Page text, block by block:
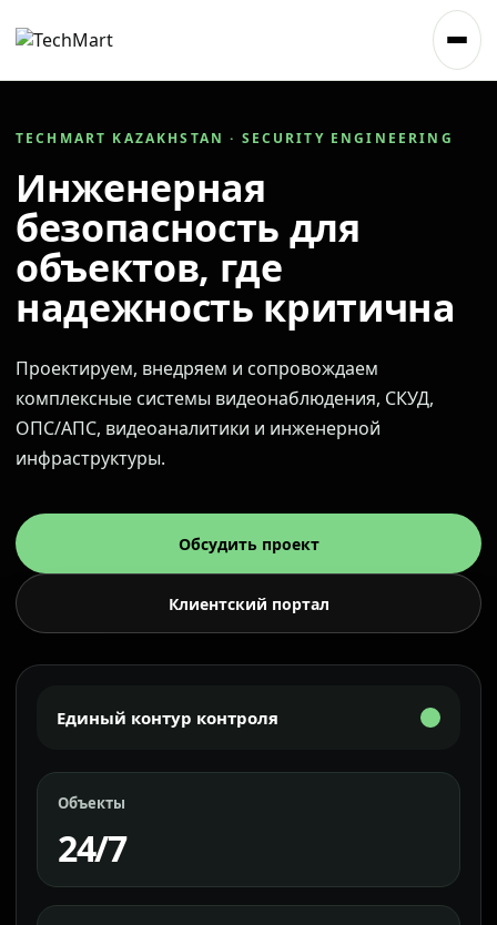
TECHMART KAZAKHSTAN · SECURITY ENGINEERING
Инженерная
безопасность для
объектов, где
надежность критична
Проектируем, внедряем и сопровождаем
комплексные системы видеонаблюдения, СКУД,
ОПС/АПС, видеоаналитики и инженерной
инфраструктуры.
Обсудить проект
Клиентский портал
Единый контур контроля
Объекты
24/7